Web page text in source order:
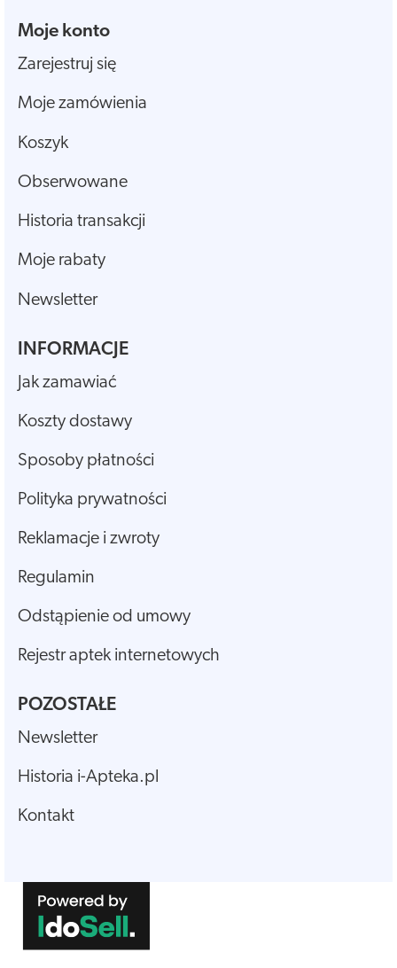
Moje konto
Zarejestruj się
Moje zamówienia
Koszyk
Obserwowane
Historia transakcji
Moje rabaty
Newsletter
INFORMACJE
Jak zamawiać
Koszty dostawy
Sposoby płatności
Polityka prywatności
Reklamacje i zwroty
Regulamin
Odstąpienie od umowy
Rejestr aptek internetowych
POZOSTAŁE
Newsletter
Historia i-Apteka.pl
Kontakt